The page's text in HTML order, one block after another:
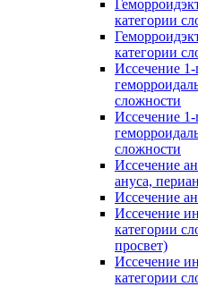
категории
категории
Иссечение
сложности
Иссечение
сложности
Иссечение
ануса,
Иссечение
Иссечение
категории
просвет)
Иссечение
категории